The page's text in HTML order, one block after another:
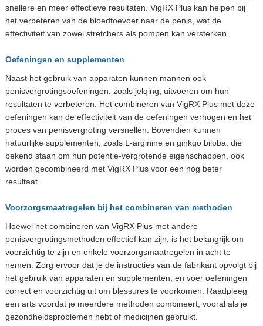
snellere en meer effectieve resultaten. VigRX Plus kan helpen bij
het verbeteren van de bloedtoevoer naar de penis, wat de
effectiviteit van zowel stretchers als pompen kan versterken.
Oefeningen en supplementen
Naast het gebruik van apparaten kunnen mannen ook
penisvergrotingsoefeningen, zoals jelqing, uitvoeren om hun
resultaten te verbeteren. Het combineren van VigRX Plus met deze
oefeningen kan de effectiviteit van de oefeningen verhogen en het
proces van penisvergroting versnellen. Bovendien kunnen
natuurlijke supplementen, zoals L-arginine en ginkgo biloba, die
bekend staan om hun potentie-vergrotende eigenschappen, ook
worden gecombineerd met VigRX Plus voor een nog beter
resultaat.
Voorzorgsmaatregelen bij het combineren van methoden
Hoewel het combineren van VigRX Plus met andere
penisvergrotingsmethoden effectief kan zijn, is het belangrijk om
voorzichtig te zijn en enkele voorzorgsmaatregelen in acht te
nemen. Zorg ervoor dat je de instructies van de fabrikant opvolgt bij
het gebruik van apparaten en supplementen, en voer oefeningen
correct en voorzichtig uit om blessures te voorkomen. Raadpleeg
een arts voordat je meerdere methoden combineert, vooral als je
gezondheidsproblemen hebt of medicijnen gebruikt.